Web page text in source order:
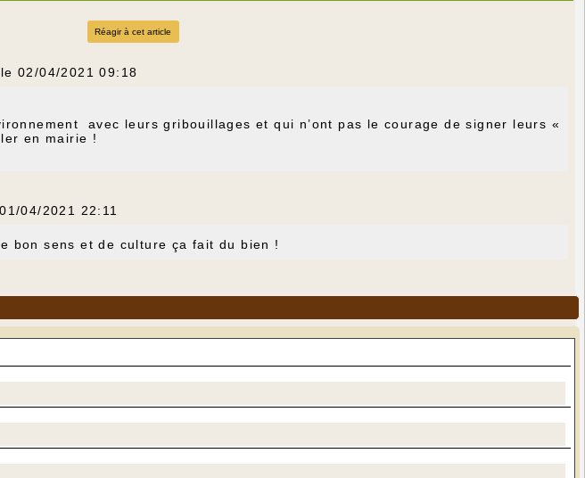
Réagir à cet article
le 02/04/2021 09:18
avec leurs gribouillages et qui n’ont pas le courage de signer leurs «
en mairie !
04/2021 22:11
bon sens et de culture ça fait du bien !